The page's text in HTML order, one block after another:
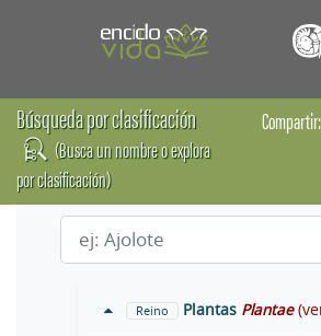
Búsqueda por clasificación
(Busca un nombre o explora
por clasificación)
Compartir:
Reino Plantas Plantae